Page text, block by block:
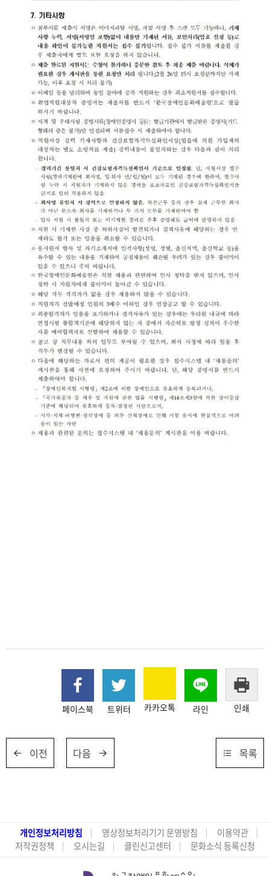
페이스북 트위터 카카오톡 라인 인쇄
이전 다음 목록
개인정보처리방침 영상정보처리기기 운영방침
이용약관
저작권정책
오시는길 클린신고센터 문화소식 등록신청